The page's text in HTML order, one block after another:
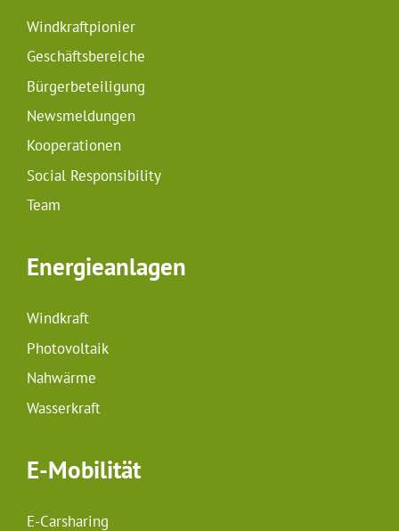
Windkraftpionier
Geschäftsbereiche
Bürgerbeteiligung
Newsmeldungen
Kooperationen
Social Responsibility
Team
Energieanlagen
Windkraft
Photovoltaik
Nahwärme
Wasserkraft
E-Mobilität
E-Carsharing